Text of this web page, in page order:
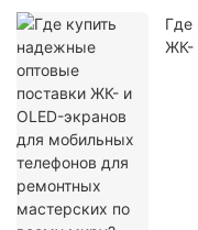
Где
ЖК-